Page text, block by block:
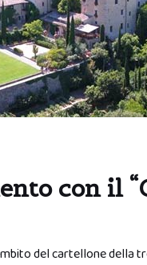
con il
del cartellone della